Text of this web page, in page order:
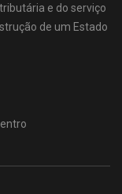
e do serviço
de um Estado